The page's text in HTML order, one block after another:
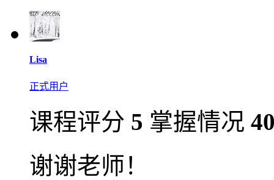
Lisa
正式用户
课程评分 5 掌握情况
谢谢老师！